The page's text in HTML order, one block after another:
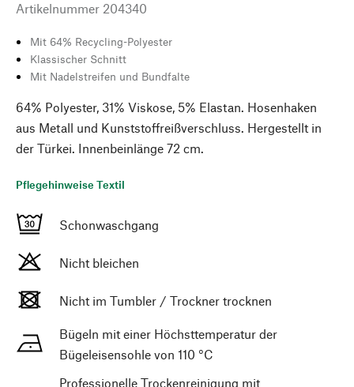
Artikelnummer 204340
Mit 64% Recycling-Polyester
Klassischer Schnitt
Mit Nadelstreifen und Bundfalte
64% Polyester, 31% Viskose, 5% Elastan. Hosenhaken
aus Metall und Kunststoffreißverschluss. Hergestellt in
der Türkei. Innenbeinlänge 72 cm.
Pflegehinweise Textil
Schonwaschgang
Nicht bleichen
Nicht im Tumbler / Trockner trocknen
Bügeln mit einer Höchsttemperatur der
Bügeleisensohle von 110 °C
Professionelle Trockenreinigung mit